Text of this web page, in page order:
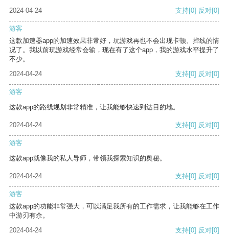
2024-04-24 支持[0] 反对[0]
游客
这款加速器app的加速效果非常好，玩游戏再也不会出现卡顿、掉线的情
况了。我以前玩游戏经常会输，现在有了这个app，我的游戏水平提升了
不少。
2024-04-24
支持[0] 反对[0]
游客
这款app的路线规划非常精准，让我能够快速到达目的地。
2024-04-24 支持[0] 反对[0]
游客
这款app就像我的私人导师，带领我探索知识的奥秘。
2024-04-24 支持[0] 反对[0]
游客
这款app的功能非常强大，可以满足我所有的工作需求，让我能够在工作
中游刃有余。
2024-04-24
支持[0] 反对[0]